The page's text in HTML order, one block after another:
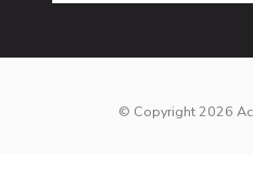
© Copyright 2026